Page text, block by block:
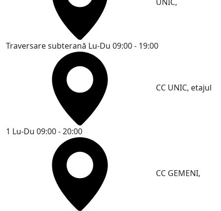
Traversare subterană Lu-Du 09:00 - 19:00
CC UNIC, etajul
1 Lu-Du 09:00 - 20:00
CC GEMENI,